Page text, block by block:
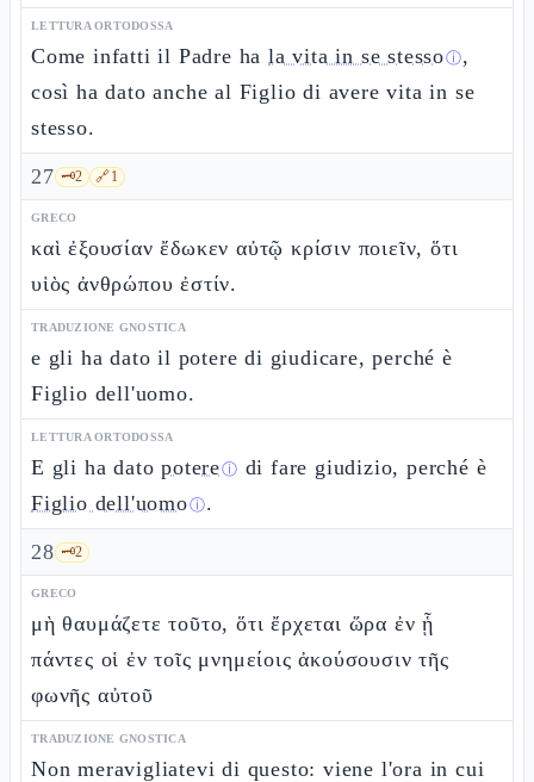
LETTURA ORTODOSSA
Come infatti il Padre hala vita in se stessoⓘ,
così ha dato anche al Figlio di avere vita in se
stesso.
27 🗝️2 🔗1
GRECO
καὶ ἐξουσίαν ἔδωκεν αὐτῷ κρίσιν ποιεῖν, ὅτι
υἱὸς ἀνθρώπου ἐστίν.
TRADUZIONE GNOSTICA
e gli ha dato il potere di giudicare, perché è
Figlio dell'uomo.
LETTURA ORTODOSSA
E gli ha datopotereⓘ di fare giudizio, perché è
Figlio dell'uomoⓘ.
28 🗝️2
GRECO
μὴ θαυμάζετε τοῦτο, ὅτι ἔρχεται ὥρα ἐν ᾗ
πάντες οἱ ἐν τοῖς μνημείοις ἀκούσουσιν τῆς
φωνῆς αὐτοῦ
TRADUZIONE GNOSTICA
Non meravigliatevi di questo: viene l'ora in cui